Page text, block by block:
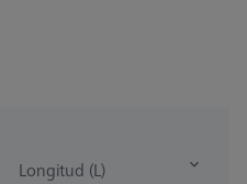
Longitud (L)